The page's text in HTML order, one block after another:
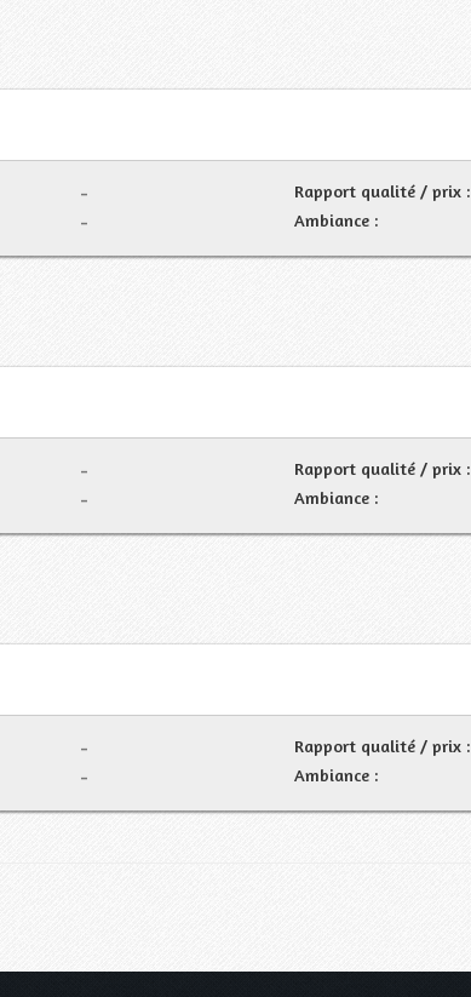
- Rapport qualité / prix :
- Ambiance :
- Rapport qualité / prix :
- Ambiance :
- Rapport qualité / prix :
- Ambiance :